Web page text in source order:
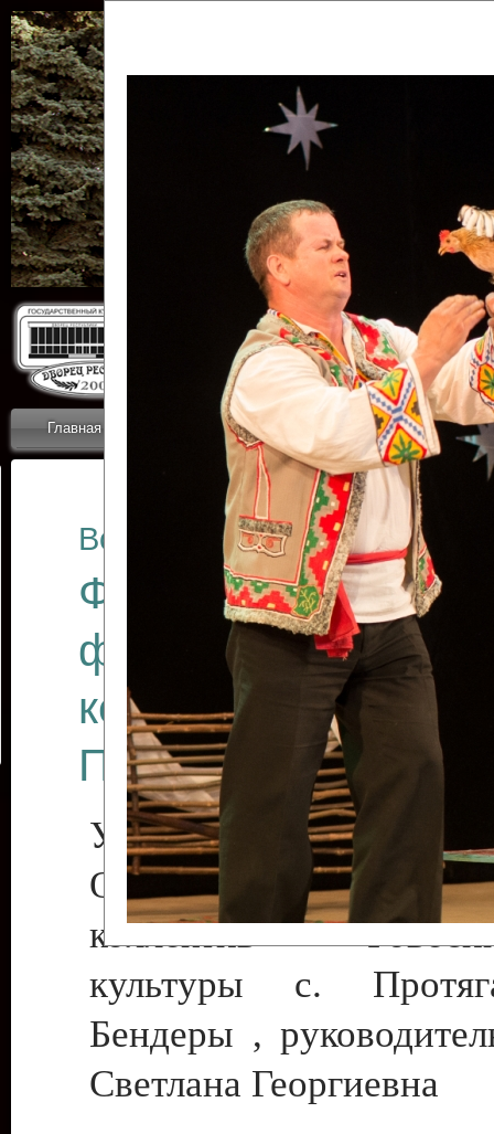
Главная Приветствие Коллективы Новости
ОТЧЕТЫ ГКЦ
Все отчеты
Финал
фестиваля
коллективов
Приднестровского
Участники фестиваля:
Образцовый
коллектив
культуры с.
Бендеры ,
Светлана Георгиевна